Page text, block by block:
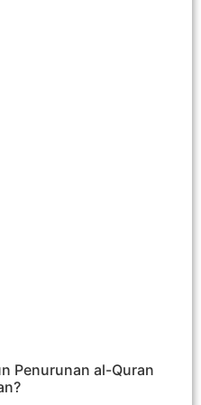
Penurunan al-Quran